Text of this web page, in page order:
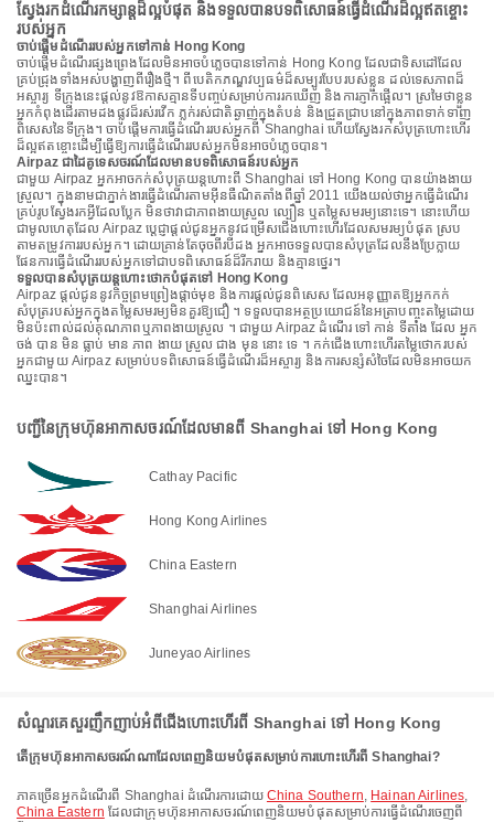
ស្វែងរកដំណើរកម្សាន្តដ៏ល្អបំផុត និងទទួលបានបទពិសោធន៍ធ្វើដំណើរដ៏ល្អឥតខ្ចោះ
របស់អ្នក
ចាប់ផ្តើមដំណើររបស់អ្នកទៅកាន់ Hong Kong
ចាប់ផ្តើមដំណើរផ្សងព្រេងដែលមិនអាចបំភ្លេចបានទៅកាន់ Hong Kong ដែលជាទិសដៅដែល
គ្រប់ជ្រុងទាំងអស់បង្ហាញពីរឿងថ្មី។ ពីបេតិកភណ្ឌវប្បធម៌ដ៏សម្បូរបែបរបស់ខ្លួន ដល់ទេសភាពដ៏
អស្ចារ្យ ទីក្រុងនេះផ្តល់នូវឱកាសគ្មានទីបញ្ចប់សម្រាប់ការរកឃើញ និងការភ្ញាក់ផ្អើល។ ស្រមៃថាខ្លួន
អ្នកកំពុងដើរតាមដងផ្លូវដ៏រស់រវើក ភ្លក់រស់ជាតិឆ្ងាញ់ក្នុងតំបន់ និងជ្រួតជ្រាបនៅក្នុងភាពទាក់ទាញ
ពិសេសនៃទីក្រុង។ ចាប់ផ្តើមការធ្វើដំណើររបស់អ្នកពី Shanghai ហើយស្វែងរកសំបុត្រហោះហើរ
ដ៏ល្អឥតខ្ចោះដើម្បីធ្វើឱ្យការធ្វើដំណើររបស់អ្នកមិនអាចបំភ្លេចបាន។
Airpaz ជាដៃគូទេសចរណ៍ដែលមានបទពិសោធន៍របស់អ្នក
ជាមួយ Airpaz អ្នកអាចកក់សំបុត្រយន្តហោះពី Shanghai ទៅ Hong Kong បានយ៉ាងងាយ
ស្រួល។ ក្នុងនាមជាភ្នាក់ងារធ្វើដំណើរតាមអ៊ីនធឺណិតតាំងពីឆ្នាំ 2011 យើងយល់ថាអ្នកធ្វើដំណើរ
គ្រប់រូបស្វែងរកអ្វីដែលប្លែក មិនថាវាជាភាពងាយស្រួល ល្បឿន ឬតម្លៃសមរម្យនោះទេ។ នោះហើយ
ជាមូលហេតុដែល Airpaz ប្តេជ្ញាផ្តល់ជូនអ្នកនូវជម្រើសជើងហោះហើរដែលសមរម្យបំផុត ស្រប
តាមតម្រូវការរបស់អ្នក។ ដោយគ្រាន់តែចុចពីរបីដង អ្នកអាចទទួលបានសំបុត្រដែលនឹងប្រែក្លាយ
ផែនការធ្វើដំណើររបស់អ្នកទៅជាបទពិសោធន៍ដ៏រីករាយ និងគ្មានថ្នេរ។
ទទួលបានសំបុត្រយន្តហោះថោកបំផុតទៅ Hong Kong
Airpaz ផ្តល់ជូននូវកិច្ចព្រមព្រៀងផ្តាច់មុខ និងការផ្តល់ជូនពិសេស ដែលអនុញ្ញាតឱ្យអ្នកកក់
សំបុត្ររបស់អ្នកក្នុងតម្លៃសមរម្យមិនគួរឱ្យជឿ ។ ទទួលបានអត្ថប្រយោជន៍នៃអត្រាបញ្ចុះតម្លៃដោយ
មិនប៉ះពាល់ដល់គុណភាពឬភាពងាយស្រួល ។ ជាមួយ Airpaz ដំណើរ ទៅ កាន់ ទីតាំង ដែល អ្នក
ចង់ បាន មិន ធ្លាប់ មាន ភាព ងាយ ស្រួល ជាង មុន នោះ ទេ ។ កក់ជើងហោះហើរតម្លៃថោករបស់
អ្នកជាមួយ Airpaz សម្រាប់បទពិសោធន៍ធ្វើដំណើរដ៏អស្ចារ្យ និងការសន្សំសំចៃដែលមិនអាចយក
ឈ្នះបាន។
បញ្ជីនៃក្រុមហ៊ុនអាកាសចរណ៍ដែលមានពី Shanghai ទៅ Hong Kong
Cathay Pacific
Hong Kong Airlines
China Eastern
Shanghai Airlines
Juneyao Airlines
សំណួរគេសួរញឹកញាប់អំពីជើងហោះហើរពី Shanghai ទៅ Hong Kong
តើក្រុមហ៊ុនអាកាសចរណ៍ណាដែលពេញនិយមបំផុតសម្រាប់ការហោះហើរពី Shanghai?
ភាគច្រើនអ្នកដំណើរពី Shanghai ដំណើរការដោយ China Southern, Hainan Airlines,
China Eastern ដែលជាក្រុមហ៊ុនអាកាសចរណ៍ពេញនិយមបំផុតសម្រាប់ការធ្វើដំណើរចេញពី